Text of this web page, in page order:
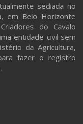
sediada no
em Belo Horizonte
do Cavalo
entidade civil sem
da Agricultura,
fazer o registro